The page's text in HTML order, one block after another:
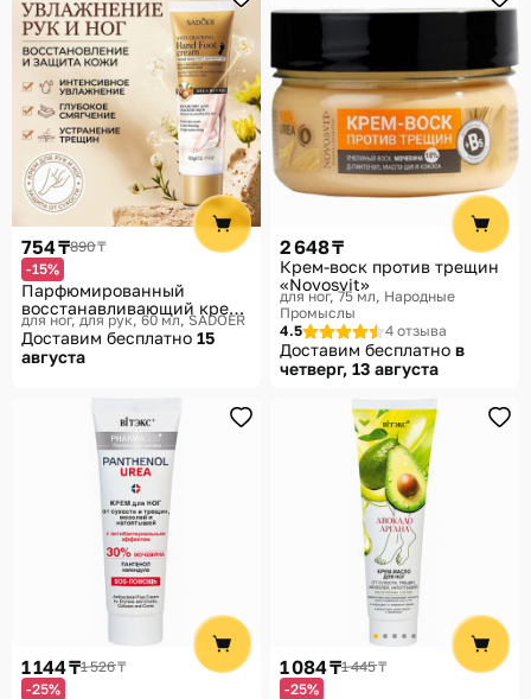
754 ₸890 ₸
-15%
Парфюмированный
восстанавливающий крем
для рук и ног против
трещин и сухости
с маслом ши
для ног, для рук, 60 мл SADOER
Доставим бесплатно 15
августа
2 648 ₸
Крем-воск против трещин
«Novosvit»
для ног, 75 мл Народные
Промыслы
4.5
4 отзыва
Доставим бесплатно в
четверг, 13 августа
1 144 ₸1 526 ₸
-25%
1 084 ₸1 445 ₸
-25%